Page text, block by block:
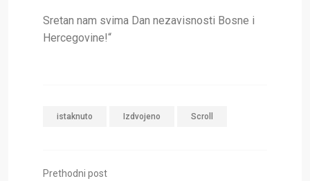
Sretan nam svima Dan nezavisnosti Bosne i
Hercegovine!“
istaknuto Izdvojeno Scroll
Prethodni post